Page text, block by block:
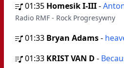
01:35 Homesik I-III-
Radio RMF - Rock Progresywny
01:33 Bryan Adams-
01:33 KRIST VAN D -